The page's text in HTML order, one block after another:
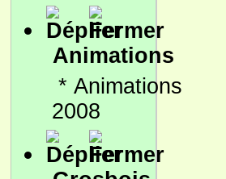
Animations
* Animations
2008